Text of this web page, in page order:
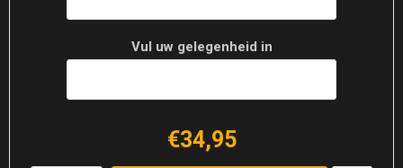
Vul uw gelegenheid in
€34,95